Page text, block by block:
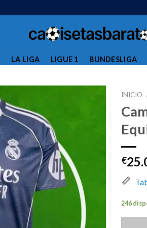
LA LIGA LIGUE 1 BUNDESLIGA
INICIO
€
246